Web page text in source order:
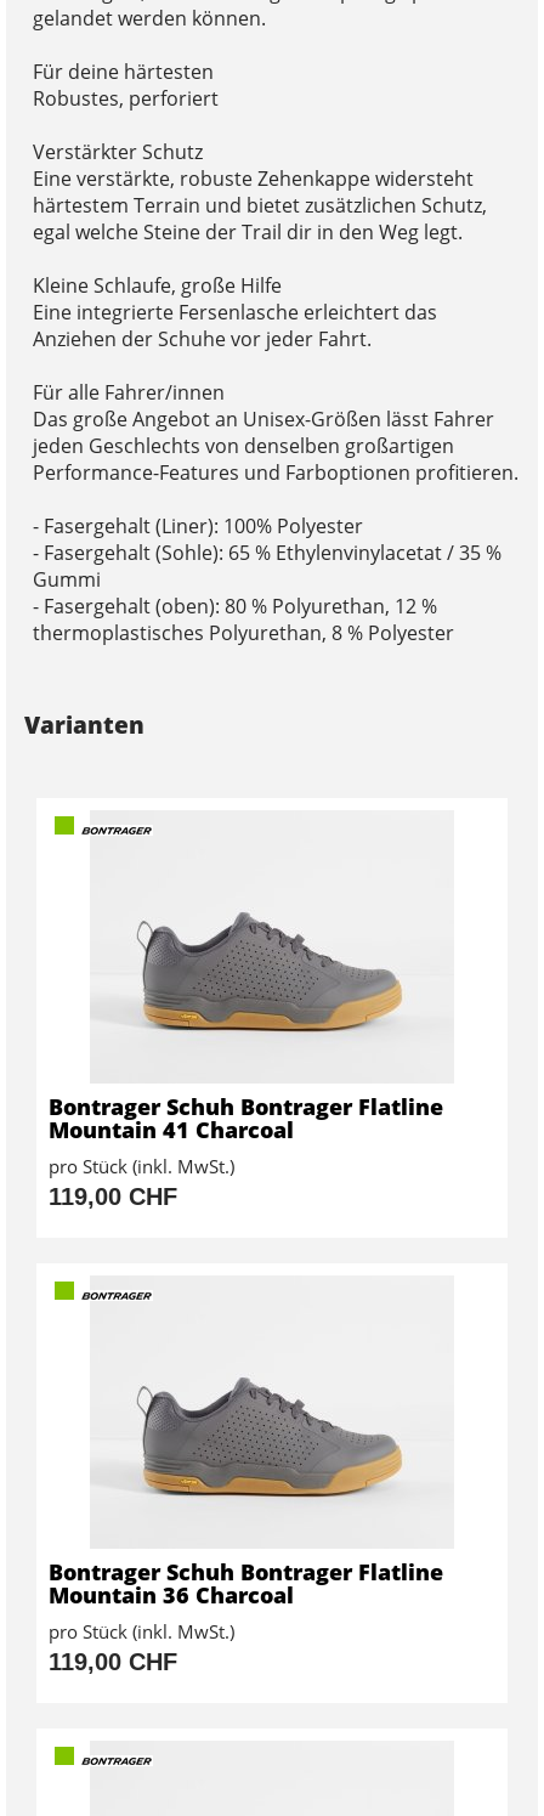
gelandet werden können.
Für deine härtesten
Robustes, perforiert
Verstärkter Schutz
Eine verstärkte, robuste Zehenkappe widersteht
härtestem Terrain und bietet zusätzlichen Schutz,
egal welche Steine der Trail dir in den Weg legt.
Kleine Schlaufe, große Hilfe
Eine integrierte Fersenlasche erleichtert das
Anziehen der Schuhe vor jeder Fahrt.
Für alle Fahrer/innen
Das große Angebot an Unisex-Größen lässt Fahrer
jeden Geschlechts von denselben großartigen
Performance-Features und Farboptionen profitieren.
- Fasergehalt (Liner): 100% Polyester
- Fasergehalt (Sohle): 65 % Ethylenvinylacetat / 35 %
Gummi
- Fasergehalt (oben): 80 % Polyurethan, 12 %
thermoplastisches Polyurethan, 8 % Polyester
Varianten
Bontrager Schuh Bontrager Flatline
Mountain 41 Charcoal
pro Stück (inkl. MwSt.)
119,00 CHF
Bontrager Schuh Bontrager Flatline
Mountain 36 Charcoal
pro Stück (inkl. MwSt.)
119,00 CHF